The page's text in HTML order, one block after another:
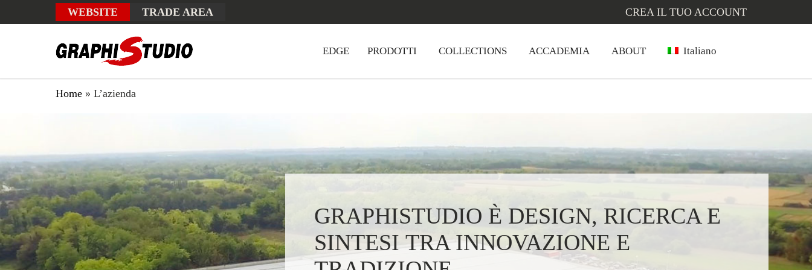
WEBSITE TRADE AREA CREA IL TUO ACCOUNT
EDGE PRODOTTI COLLECTIONS ACCADEMIA ABOUT Italiano
Home » L’azienda
GRAPHISTUDIO È DESIGN, RICERCA E
SINTESI TRA INNOVAZIONE E